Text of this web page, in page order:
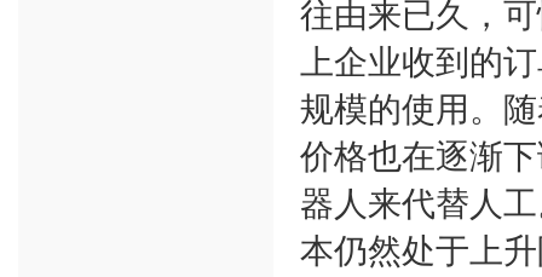
往由来已久，
上企业收到的
规模的使用。
价格也在逐渐
器人来代替人
本仍然处于上